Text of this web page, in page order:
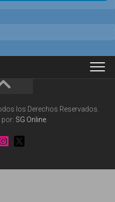
los Derechos Reservados.
SG Online.